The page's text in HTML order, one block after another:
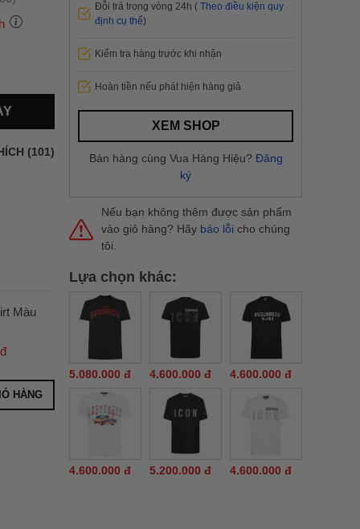
cầu
(101)
Màu
HÀNG
Lựa chọn khác:
5.080.000 đ 4.600.000 đ 4.600.000 đ
4.600.000 đ 5.200.000 đ 4.600.000 đ
Đỗi trả trong vòng 24h ( Theo điều kiện quy
định cụ thể)
Kiểm tra hàng trước khi nhận
Hoàn tiền nếu phát hiện hàng giả
XEM SHOP
Bán hàng cùng Vua Hàng Hiệu? Đăng
ký
Nếu bạn không thêm được sản phẩm
vào giỏ hàng? Hãy báo lỗi cho chúng
tôi.